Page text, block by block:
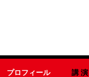
プロフィール 講 演